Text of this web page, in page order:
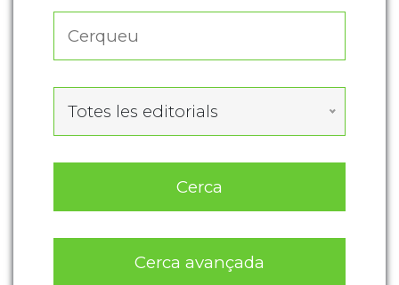
Totes les editorials
Cerca
Cerca avançada